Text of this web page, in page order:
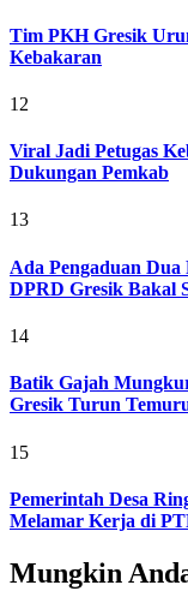
Tim PKH Gresik
Kebakaran
12
Viral Jadi Petugas
Dukungan Pemkab
13
Ada Pengaduan
DPRD Gresik Bakal
14
Batik Gajah
Gresik Turun
15
Pemerintah Desa
Melamar Kerja di
Mungkin